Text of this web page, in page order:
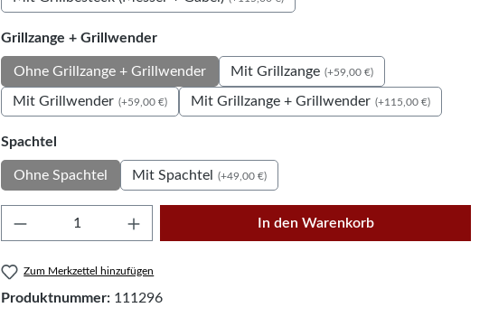
Grillzange + Grillwenderauswählen
Ohne Grillzange + Grillwender Mit Grillzange (+59,00 €)
Mit Grillwender (+59,00 €) Mit Grillzange + Grillwender (+115,00 €)
Spachtel
Ohne Spachtel Mit Spachtel (+49,00 €)
Produkt Anzahl: Gib den gewünschten Wert ein
In den Warenkorb
Zum Merkzettel hinzufügen
Produktnummer: 111296